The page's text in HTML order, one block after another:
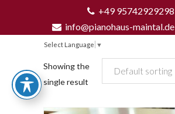
+49 95742929298
info@pianohaus-maintal.de
Select Language ▼
Showing the
single result
Default sorting